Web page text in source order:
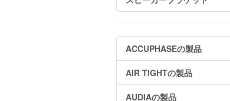
ACCUPHASEの製品
AIR TIGHTの製品
AUDIAの製品